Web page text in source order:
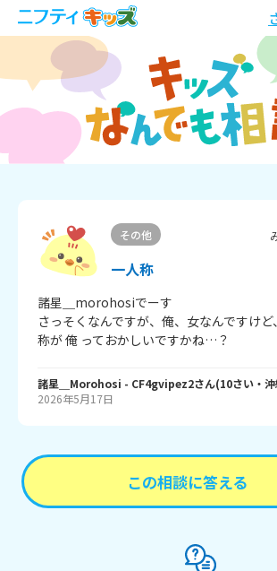
その他
一人称
諸星＿morohosiでーす
さっそくなんですが、俺、女なんですけ
称が 俺 っておかしいですかね…？
諸星＿Morohosi - CF4gvipez2さん(10さい・
2026年5月17日
この相談に答える